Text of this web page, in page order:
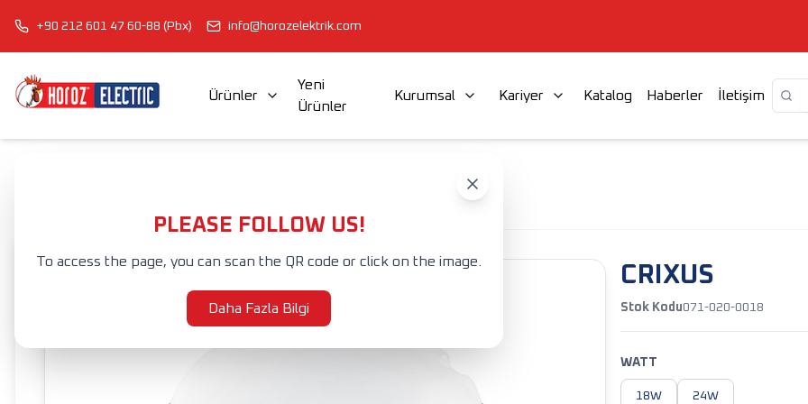
+90 212 601 47 60-88 (Pbx) info@horozelektrik.com
Ürünler
Yeni
Ürünler
Kurumsal Kariyer Katalog Haberler İletişim
PLEASE FOLLOW US!
To access the page, you can scan the QR code or click on the image.
Daha Fazla Bilgi
CRIXUS
CRIXUS
Stok Kodu071-020-0018
WATT
18W 24W